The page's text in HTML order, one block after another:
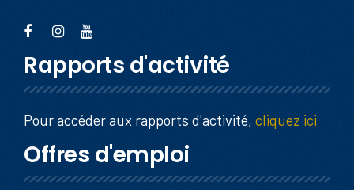
Rapports d'activité
Pour accéder aux rapports d'activité, cliquez ici
Offres d'emploi